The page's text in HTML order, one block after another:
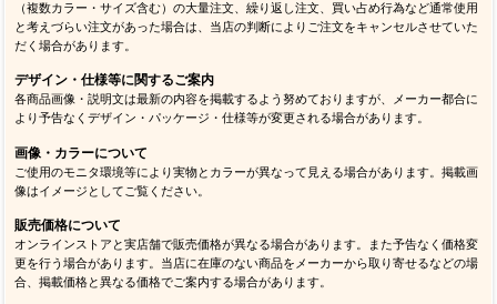
（複数カラー・サイズ含む）の大量注文、繰り返し注文、買い占め行為など通常使用
と考えづらい注文があった場合は、当店の判断によりご注文をキャンセルさせていた
だく場合があります。
デザイン・仕様等に関するご案内
各商品画像・説明文は最新の内容を掲載するよう努めておりますが、メーカー都合に
より予告なくデザイン・パッケージ・仕様等が変更される場合があります。
画像・カラーについて
ご使用のモニタ環境等により実物とカラーが異なって見える場合があります。掲載画
像はイメージとしてご覧ください。
販売価格について
オンラインストアと実店舗で販売価格が異なる場合があります。また予告なく価格変
更を行う場合があります。当店に在庫のない商品をメーカーから取り寄せるなどの場
合、掲載価格と異なる価格でご案内する場合があります。